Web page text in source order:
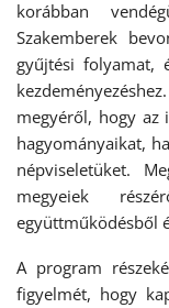
korábban
Szakemberek
gyűjtési folyamat,
megyéről, hogy az
hagyományaikat,
népviseletüket.
megyeiek
együttműködésből
A program
figyelmét, hogy